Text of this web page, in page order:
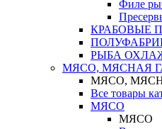
Филе
КРАБОВЫЕ
РЫБА
МЯСО, МЯСНАЯ
МЯСО,
Все товары
МЯСО
МЯСО